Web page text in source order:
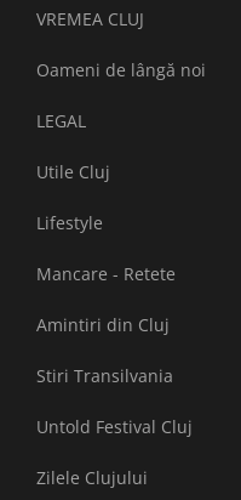
VREMEA CLUJ
Oameni de lângă noi
LEGAL
Utile Cluj
Lifestyle
Mancare - Retete
Amintiri din Cluj
Stiri Transilvania
Untold Festival Cluj
Zilele Clujului